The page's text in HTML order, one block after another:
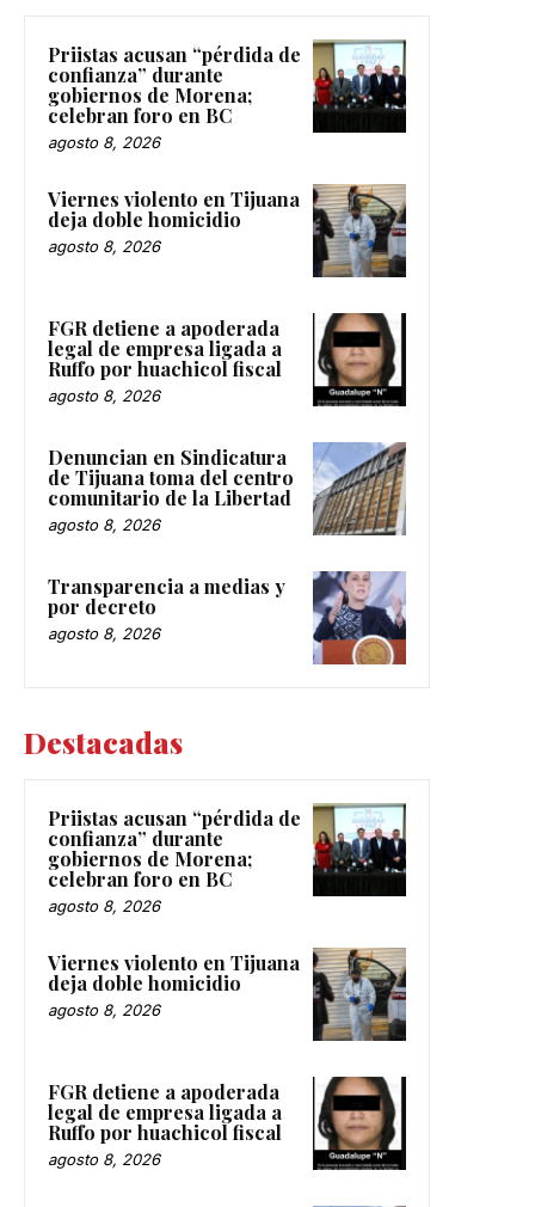
Priistas acusan “pérdida de
confianza” durante
gobiernos de Morena;
celebran foro en BC
agosto 8, 2026
Viernes violento en Tijuana
deja doble homicidio
agosto 8, 2026
FGR detiene a apoderada
legal de empresa ligada a
Ruffo por huachicol fiscal
agosto 8, 2026
Denuncian en Sindicatura
de Tijuana toma del centro
comunitario de la Libertad
agosto 8, 2026
Transparencia a medias y
por decreto
agosto 8, 2026
Destacadas
Priistas acusan “pérdida de
confianza” durante
gobiernos de Morena;
celebran foro en BC
agosto 8, 2026
Viernes violento en Tijuana
deja doble homicidio
agosto 8, 2026
FGR detiene a apoderada
legal de empresa ligada a
Ruffo por huachicol fiscal
agosto 8, 2026